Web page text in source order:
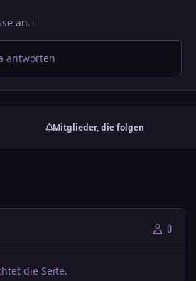
antworten
Mitglieder, die folgen
0
die Seite.